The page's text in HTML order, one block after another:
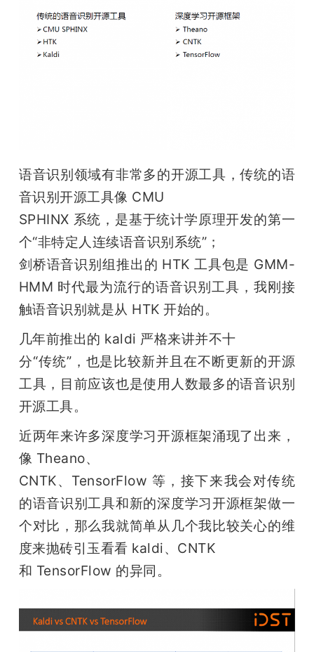
语音识别领域有非常多的开源工具，传统的语
音识别开源工具像 CMU
SPHINX 系统，是基于统计学原理开发的第一
个“非特定人连续语音识别系统”；
剑桥语音识别组推出的 HTK 工具包是 GMM-
HMM 时代最为流行的语音识别工具，我刚接
触语音识别就是从 HTK 开始的。
几年前推出的 kaldi 严格来讲并不十
分“传统”，也是比较新并且在不断更新的开源
工具，目前应该也是使用人数最多的语音识别
开源工具。
近两年来许多深度学习开源框架涌现了出来，
像 Theano、
CNTK、TensorFlow 等，接下来我会对传统
的语音识别工具和新的深度学习开源框架做一
个对比，那么我就简单从几个我比较关心的维
度来抛砖引玉看看 kaldi、CNTK
和 TensorFlow 的异同。